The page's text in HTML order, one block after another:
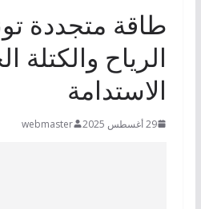
طاقة متجددة
الرياح والكتلة
الاستدامة
29 أغسطس 2025 webmaster